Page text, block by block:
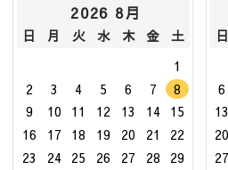
2026 8月
日 月 火 水 木 金
土
1
2
3 4 5 6 7
8
9
10 11 12 13 14
15
16
17 18 19 20 21
22
23
24 25 26 27 28
29
日
6
13
20
27